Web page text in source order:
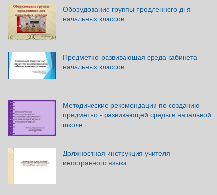
Оборудование группы продленного дня
начальных классов
Предметно-развивающая среда кабинета
начальных классов
Методические рекомендации по созданию
предметно - развивающей среды в начальной
школе
Должностная инструкция учителя
иностранного языка